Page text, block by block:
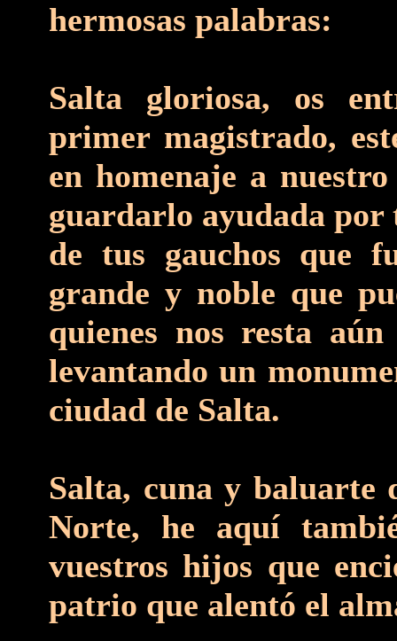
hermosas palabras:
Salta gloriosa, os
primer magistrado,
en homenaje a
guardarlo ayudada por
de tus gauchos que
grande y noble que
quienes nos resta
levantando un
ciudad de Salta.
Salta, cuna y baluarte
Norte, he aquí
vuestros hijos que
patrio que alentó el